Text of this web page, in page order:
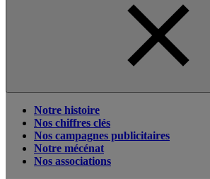
Notre histoire
Nos chiffres clés
Nos campagnes publicitaires
Notre mécénat
Nos associations